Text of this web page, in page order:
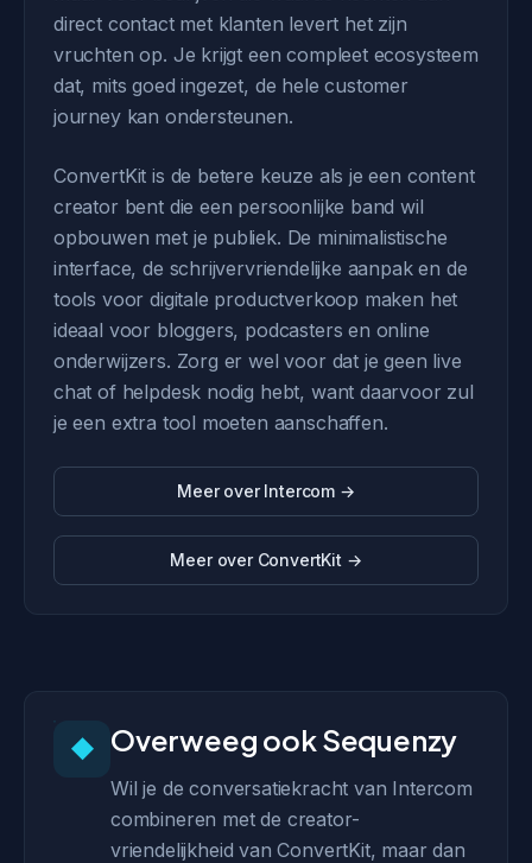
direct contact met klanten levert het zijn
vruchten op. Je krijgt een compleet ecosysteem
dat, mits goed ingezet, de hele customer
journey kan ondersteunen.
ConvertKit is de betere keuze als je een content
creator bent die een persoonlijke band wil
opbouwen met je publiek. De minimalistische
interface, de schrijvervriendelijke aanpak en de
tools voor digitale productverkoop maken het
ideaal voor bloggers, podcasters en online
onderwijzers. Zorg er wel voor dat je geen live
chat of helpdesk nodig hebt, want daarvoor zul
je een extra tool moeten aanschaffen.
Meer over Intercom →
Meer over ConvertKit →
◆ Overweeg ook Sequenzy
Wil je de conversatiekracht van Intercom
combineren met de creator-
vriendelijkheid van ConvertKit, maar dan